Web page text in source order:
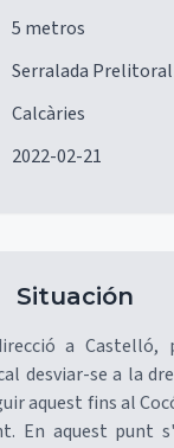
5 metros
Serralada Prelitoral
Calcàries
2022-02-21
Situación
a Castelló,
desviar-se a la
aquest fins al
En aquest punt